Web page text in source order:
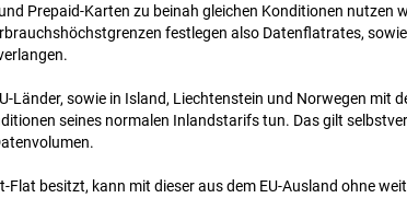
Prepaid-Karten zu beinah gleichen Konditionen nutzen
festlegen also Datenflatrates,
Länder, sowie in Island, Liechtenstein und Norwegen mit
seines normalen Inlands­tarifs tun. Das gilt
Flat besitzt, kann mit dieser aus dem EU-Ausland ohne